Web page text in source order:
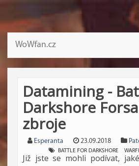
WoWfan.cz
Datamining -
Darkshore
zbroje
Esperanta 23.09.2018
BATTLE FOR DARKSHORE
Již jste se mohli podívat,